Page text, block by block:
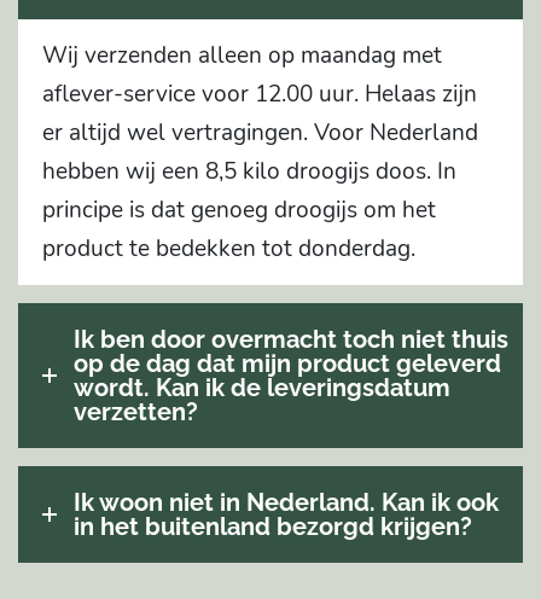
Wij verzenden alleen op maandag met
aflever-service voor 12.00 uur. Helaas zijn
er altijd wel vertragingen. Voor Nederland
hebben wij een 8,5 kilo droogijs doos. In
principe is dat genoeg droogijs om het
product te bedekken tot donderdag.
Ik ben door overmacht toch niet thuis
op de dag dat mijn product geleverd
wordt. Kan ik de leveringsdatum
verzetten?
Ik woon niet in Nederland. Kan ik ook
in het buitenland bezorgd krijgen?